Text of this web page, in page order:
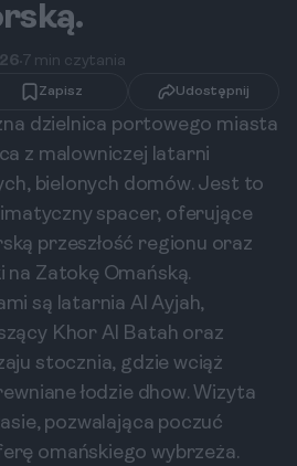
7 min czytania
Zapisz Udostępnij
dzielnica portowego miasta
z malowniczej latarni
bielonych domów. Jest to
spacer, oferujące
przeszłość regionu oraz
na Zatokę Omańską.
są latarnia Al Ayjah,
Khor Al Batah oraz
stocznia, gdzie wciąż
łodzie dhow. Wizyta
pozwalająca poczuć
omańskiego wybrzeża.